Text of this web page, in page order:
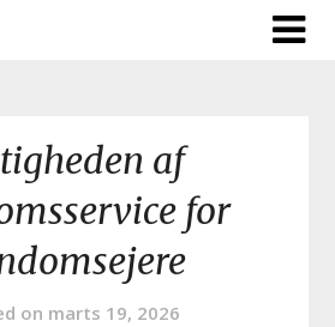
af
for
on marts 19, 2026